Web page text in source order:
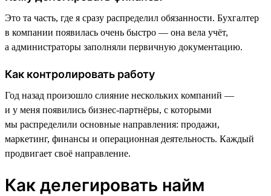
Это та часть, где я сразу распределил обязанности. Бухгалтер
в компании появилась очень быстро — она вела учёт,
а администраторы заполняли первичную документацию.
Как контролировать работу
Год назад произошло слияние нескольких компаний —
и у меня появились бизнес-партнёры, с которыми
мы распределили основные направления: продажи,
маркетинг, финансы и операционная деятельность. Каждый
продвигает своё направление.
Как делегировать найм